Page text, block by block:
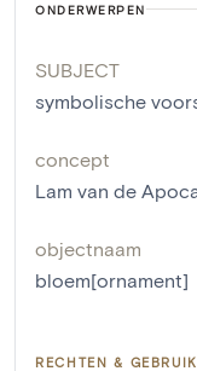
ONDERWERPEN
SUBJECT
symbolische
concept
Lam van de
objectnaam
bloem[ornament]
RECHTEN &